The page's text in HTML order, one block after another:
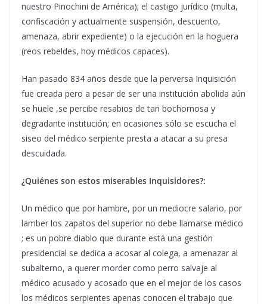
nuestro Pinochini de América); el castigo jurídico (multa,
confiscación y actualmente suspensión, descuento,
amenaza, abrir expediente) o la ejecución en la hoguera
(reos rebeldes, hoy médicos capaces).
Han pasado 834 años desde que la perversa Inquisición
fue creada pero a pesar de ser una institución abolida aún
se huele ,se percibe resabios de tan bochornosa y
degradante institución; en ocasiones sólo se escucha el
siseo del médico serpiente presta a atacar a su presa
descuidada.
¿Quiénes son estos miserables Inquisidores?:
Un médico que por hambre, por un mediocre salario, por
lamber los zapatos del superior no debe llamarse médico
; es un pobre diablo que durante está una gestión
presidencial se dedica a acosar al colega, a amenazar al
subalterno, a querer morder como perro salvaje al
médico acusado y acosado que en el mejor de los casos
los médicos serpientes apenas conocen el trabajo que